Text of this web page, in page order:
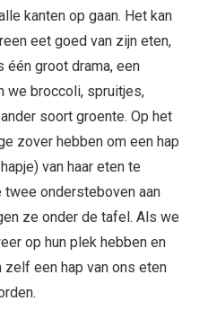
kanten op gaan. Het kan
eet goed van zijn eten,
één groot drama, een
we broccoli, spruitjes,
soort groente. Op het
zover hebben om een hap
van haar eten te
twee ondersteboven aan
ze onder de tafel. Als we
op hun plek hebben en
een hap van ons eten